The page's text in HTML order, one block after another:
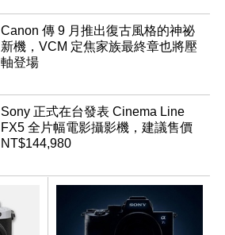
Canon 傳 9 月推出復古風格的神祕
新機，VCM 定焦家族最終章也將壓
軸登場
Sony 正式在台發表 Cinema Line
FX5 全片幅電影攝影機，建議售價
NT$144,980